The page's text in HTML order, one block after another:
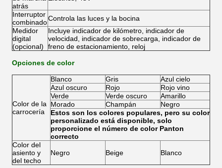
atrás
Interruptor
combinadoControla las luces y la bocina
Medidor
digital
(opcional)
Incluye indicador de kilómetro, indicador de
velocidad, indicador de sobrecarga, indicador de
freno de estacionamiento, reloj
Opciones de color
Color de la
carrocería
Blanco Gris
Azul cielo
Azul oscuro
Rojo
Rojo vino
Verde
Verde oscuro
Amarillo
Morado
Champán
Negro
Estos son los colores populares, pero su color
personalizado está disponible, solo
proporcione el número de color Panton
correcto
Color del
asiento y
del techo
Negro Beige Blanco